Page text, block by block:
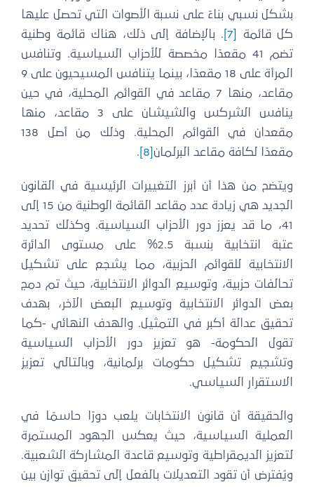
بشكل نسبي بناءً على نسبة الأصوات التي تحصل عليها
كل قائمة
. بالإضافة إلى ذلك، هناك قائمة وطنية
تضم 41 مقعدًا مخصصة للأحزاب السياسية. وتنافس
المرأة على 18 مقعدًا، بينما يتنافس المسيحيون على 9
مقاعد، منها 7 مقاعد في القوائم المحلية، في حين
ينافس الشركس والشيشان على 3 مقاعد، منها
مقعدان في القوائم المحلية. وذلك من أصل 138
مقعدًا لكافة مقاعد البرلمان
.
ويتضح من هذا أن أبرز التغييرات الرئيسية في القانون
الجديد هي زيادة عدد مقاعد القائمة الوطنية من 15 إلى
41، ما قد يعزز دور الأحزاب السياسية. وكذلك تحديد
عتبة انتخابية بنسبة 2.5% على مستوى الدائرة
الانتخابية للقوائم الحزبية، مما يشجع على تشكيل
تحالفات حزبية، وتوسيع الدوائر الانتخابية، حيث تم دمج
بعض الدوائر الانتخابية وتوسيع البعض الآخر، بهدف
تحقيق عدالة أكبر في التمثيل. والهدف النهائي -كما
تقول الحكومة- هو تعزيز دور الأحزاب السياسية
وتشجيع تشكيل حكومات برلمانية، وبالتالي تعزيز
الاستقرار السياسي.
والحقيقة أن قانون الانتخابات يلعب دورًا حاسمًا في
العملية السياسية، حيث يعكس الجهود المستمرة
لتعزيز الديمقراطية وتوسيع قاعدة المشاركة الشعبية.
ويُفترض أن تقود التعديلات بالفعل إلى تحقيق توازن بين